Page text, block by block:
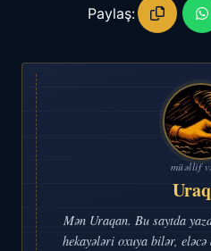
Paylaş:
müəllif
Mən Uraqan. Bu saytda
hekayələri oxuya bilər, eləcə